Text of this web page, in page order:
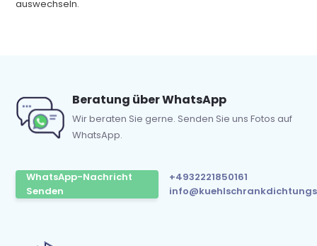
auswechseln.
Beratung über WhatsApp
Wir beraten Sie gerne. Senden Sie uns Fotos auf
WhatsApp.
WhatsApp-Nachricht
Senden
+4932221850161